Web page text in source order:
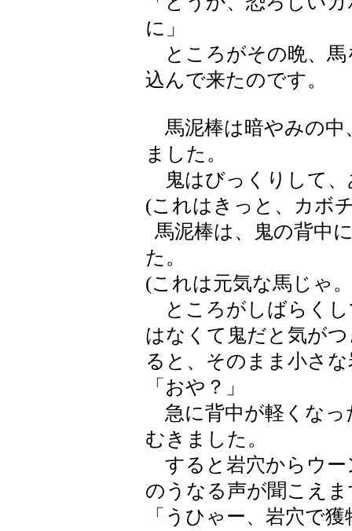
に」
ところがその晩、馬
込んで来たのです。
馬泥棒は暗やみの中
ました。
鬼はびっくりして、
(これはきっと、カボ
馬泥棒は、鬼の背中
た。
(これは元気な馬じゃ
ところがしばらくし
はなくて鬼だと気が
ると、そのまま小さ
「おや？」
急に背中が軽くなっ
むきました。
すると岩穴からウー
のうなる声が聞こえ
「うひゃー、岩穴で